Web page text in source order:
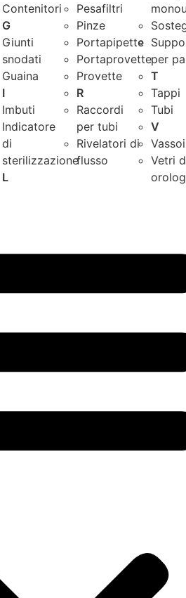
Contenitori
G
Giunti
snodati
Guaina
I
Imbuti
Indicatore
di
sterilizzazione
L
Pesafiltri
Pinze
Portapipette
Portaprovette
Provette
R
Raccordi
per tubi
Rivelatori di
flusso
per
T
Tappi
Tubi
V
Vassoi
Vetri